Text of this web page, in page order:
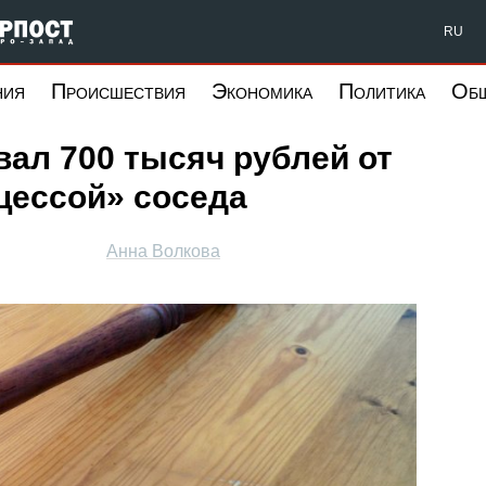
Форпост Северо-Запад RU
Происшествия Экономика Политика
700 тысяч рублей от
соседа
Анна Волкова